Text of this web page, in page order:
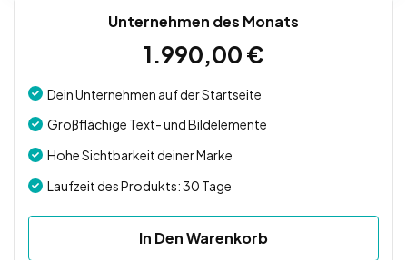
Unternehmen des Monats
1.990,00€
Dein Unternehmen auf der Startseite
Großflächige Text- und Bildelemente
Hohe Sichtbarkeit deiner Marke
Laufzeit des Produkts: 30 Tage
In Den Warenkorb